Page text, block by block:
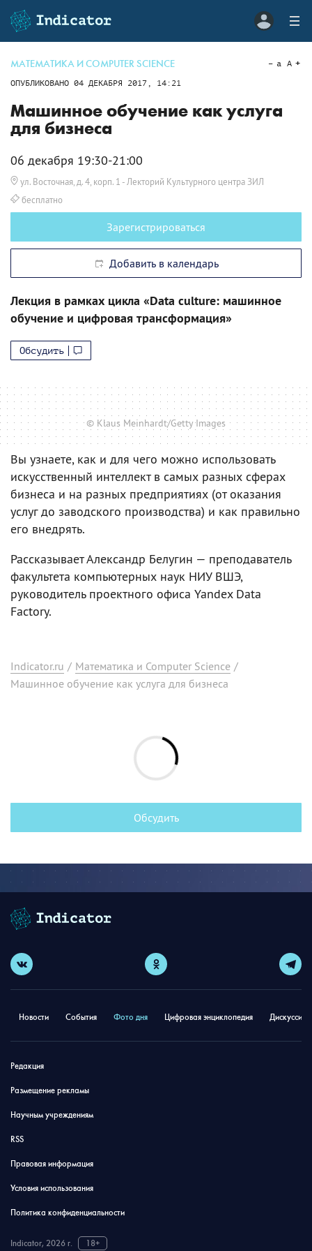
МАТЕМАТИКА И COMPUTER SCIENCE
ОПУБЛИКОВАНО 04 ДЕКАБРЯ 2017, 14:21
a A
Машинное обучение как услуга
для бизнеса
06 декабря 19:30-21:00
ул. Восточная, д. 4, корп. 1 - Лекторий Культурного центра ЗИЛ
бесплатно
Зарегистрироваться
Добавить в календарь
Лекция в рамках цикла «Data culture: машинное
обучение и цифровая трансформация»
Обсудить
© Klaus Meinhardt/Getty Images
Вы узнаете, как и для чего можно использовать
искусственный интеллект в самых разных сферах
бизнеса и на разных предприятиях (от оказания
услуг до заводского производства) и как правильно
его внедрять.
Рассказывает Александр Белугин — преподаватель
факультета компьютерных наук НИУ ВШЭ,
руководитель проектного офиса Yandex Data
Factory.
Indicator.ru / Математика и Computer Science /
Машинное обучение как услуга для бизнеса
Обсудить
Новости События Фото дня Цифровая энциклопедия
Редакция
Размещение рекламы
Научным учреждениям
RSS
Правовая информация
Условия использования
Политика конфиденциальности
Indicator, 2026 г. 18+